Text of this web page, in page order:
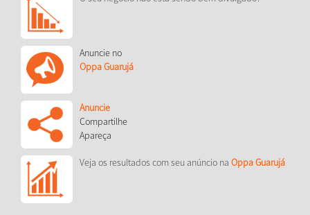
Anuncie no
Oppa Guarujá
Anuncie
Compartilhe
Apareça
Veja os resultados com seu anúncio na Oppa Guarujá